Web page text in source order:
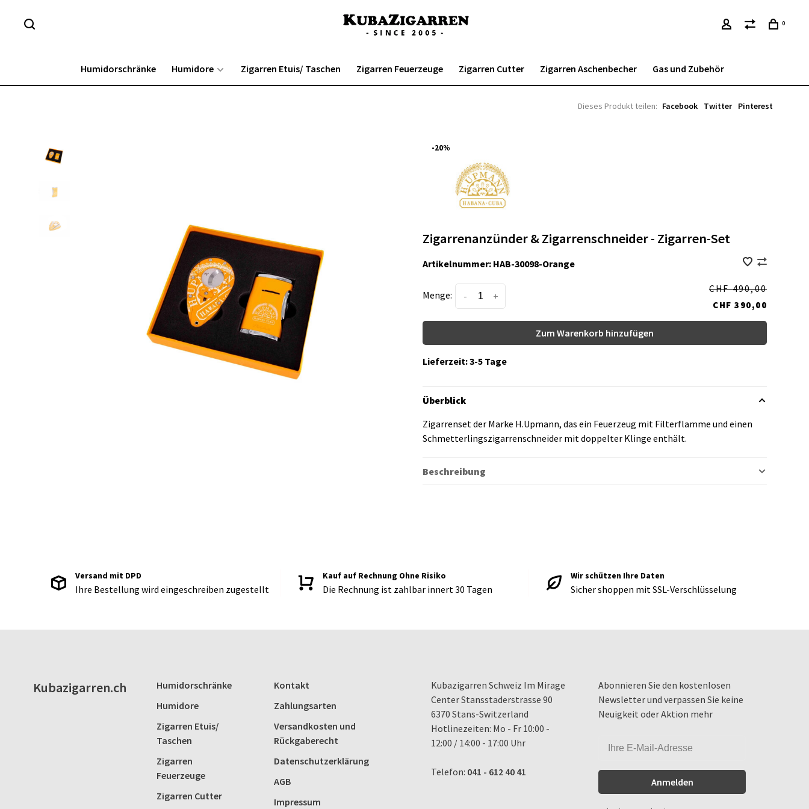
0
Humidorschränke Humidore Zigarren Etuis/ Taschen Zigarren Feuerzeuge Zigarren Cutter Zigarren Aschenbecher Gas und Zubehör
Dieses Produkt teilen: Facebook Twitter Pinterest
-20%
Zigarrenanzünder & Zigarrenschneider - Zigarren-Set
Artikelnummer: HAB-30098-Orange
Menge: +
-
CHF 490,00
CHF 390,00
Zum Warenkorb hinzufügen
Lieferzeit: 3-5 Tage
Überblick
Zigarrenset der Marke H.Upmann, das ein Feuerzeug mit Filterflamme und einen
Schmetterlingszigarrenschneider mit doppelter Klinge enthält.
Beschreibung
Versand mit DPD
Ihre Bestellung wird eingeschreiben zugestellt
Kauf auf Rechnung Ohne Risiko
Die Rechnung ist zahlbar innert 30 Tagen
Wir schützen Ihre Daten
Sicher shoppen mit SSL-Verschlüsselung
Kubazigarren.ch
Humidorschränke
Humidore
Zigarren Etuis/
Taschen
Zigarren
Feuerzeuge
Zigarren Cutter
Kontakt
Zahlungsarten
Versandkosten und
Rückgaberecht
Datenschutzerklärung
AGB
Impressum
Kubazigarren Schweiz Im Mirage
Center Stansstaderstrasse 90
6370 Stans-Switzerland
Hotlinezeiten: Mo - Fr 10:00 -
12:00 / 14:00 - 17:00 Uhr
Telefon: 041 - 612 40 41
Abonnieren Sie den kostenlosen
Newsletter und verpassen Sie keine
Neuigkeit oder Aktion mehr
Anmelden